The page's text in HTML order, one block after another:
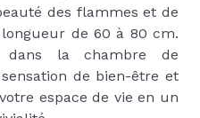
des flammes et de
de 60 à 80 cm.
la chambre de
de bien-être et
espace de vie en un